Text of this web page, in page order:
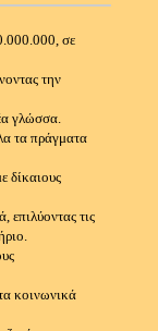
σε
την
γλώσσα.
τα πράγματα
δίκαιους
επιλύοντας τις
κοινωνικά